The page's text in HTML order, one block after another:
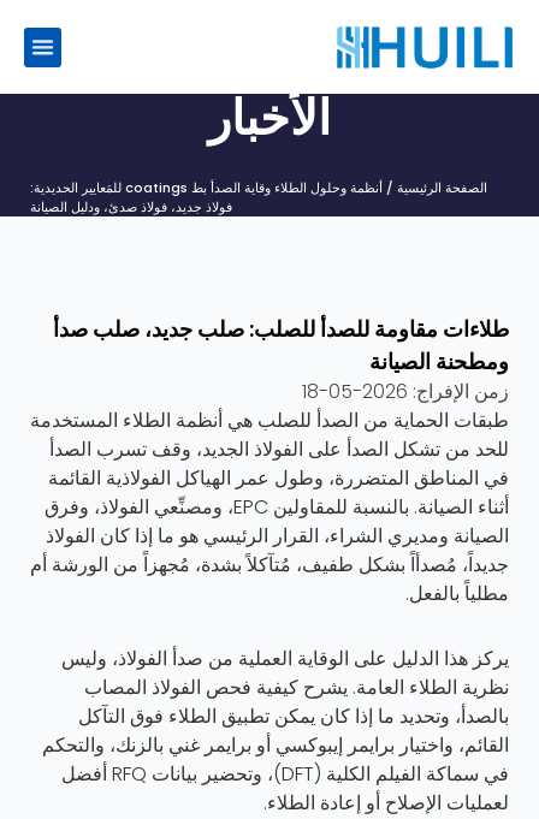
الأخبار
الصفحة الرئيسية / أنظمة وحلول الطلاء
وقاية الصدأ بط coatings للمَعايير الحديدية:
فولاذ جديد، فولاذ صدئ، ودليل الصيانة
طلاءات مقاومة للصدأ للصلب: صلب جديد، صلب صدأ
ومطحنة الصيانة
زمن الإفراج: 2026-05-18
طبقات الحماية من الصدأ للصلب هي أنظمة الطلاء المستخدمة
للحد من تشكل الصدأ على الفولاذ الجديد، وقف تسرب الصدأ
في المناطق المتضررة، وطول عمر الهياكل الفولاذية القائمة
أثناء الصيانة. بالنسبة للمقاولين EPC، ومصنِّعي الفولاذ، وفرق
الصيانة ومديري الشراء، القرار الرئيسي هو ما إذا كان الفولاذ
جديداً، مُصدأاً بشكل طفيف، مُتآكلاً بشدة، مُجهزاً من الورشة أم
مطلياً بالفعل.
يركز هذا الدليل على الوقاية العملية من صدأ الفولاذ، وليس
نظرية الطلاء العامة. يشرح كيفية فحص الفولاذ المصاب
بالصدأ، وتحديد ما إذا كان يمكن تطبيق الطلاء فوق التآكل
القائم، واختيار برايمر إيبوكسي أو برايمر غني بالزنك، والتحكم
في سماكة الفيلم الكلية (DFT)، وتحضير بيانات RFQ أفضل
لعمليات الإصلاح أو إعادة الطلاء.